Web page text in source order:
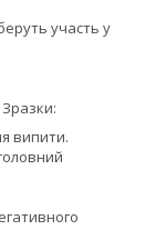
участь у
випити.